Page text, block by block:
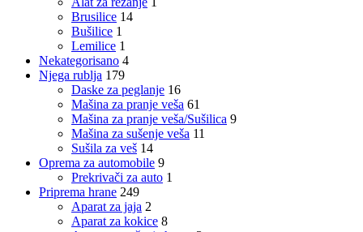
Brusilice 14
Bušilice 1
Lemilice 1
Nekategorisano 4
Njega rublja 179
Daske za peglanje 16
Mašina za pranje veša 61
Mašina za pranje veša/Sušilica 9
Mašina za sušenje veša 11
Sušila za veš 14
Oprema za automobile 9
Prekrivači za auto 1
Priprema hrane 249
Aparat za jaja 2
Aparat za kokice 8